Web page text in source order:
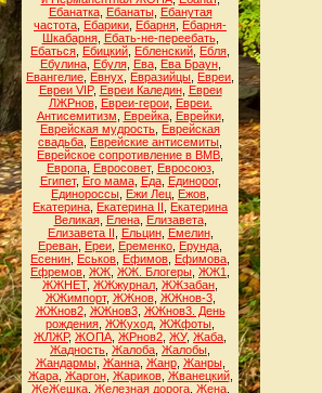
Ебанатка, Ебанаты, Ебанутая
частота Ебарики Ебарня Ебарня-
Шкабарня, Ебать-не-переебать,
Ебаться Ебицкий Ебленский Ебля
Ебулина, Ебуля, Ева, Ева Браун,
Евангелие Евнух Евразийцы Евреи
Евреи VIP, Евреи Каледин, Евреи
ЛЖРнов, Евреи-герои, Евреи.
Антисемитизм
Еврейка, Еврейки,
Еврейская мудрость Еврейская
свадьба Еврейские антисемиты
Еврейское сопротивление в ВМВ
Европа, Евросовет, Евросоюз,
Египет, Его мама, Еда, Единорог,
Единороссы Ежи Лец Ежов
Екатерина Екатерина II
Екатерина
Великая, Елена, Елизавета,
Елизавета II
Ельцин, Емелин,
Ереван Ереи Еременко Ерунда
Есенин Еськов Ефимов Ефимова
Ефремов ЖЖ ЖЖ. Блогеры ЖЖ1
ЖЖНЕТ, ЖЖжурнал ЖЖзабан
ЖЖимпорт, ЖЖнов, ЖЖнов-3,
ЖЖнов2, ЖЖнов3, ЖЖнов3. День
рождения ЖЖуход ЖЖфоты
ЖЛЖР, ЖОПА ЖРнов2 ЖУ, Жаба
Жадность Жалоба Жалобы
Жандармы, Жанна, Жанр, Жанры,
Жара, Жаргон, Жариков, Жванецкий,
ЖеЖешка, Железная дорога, Жена,